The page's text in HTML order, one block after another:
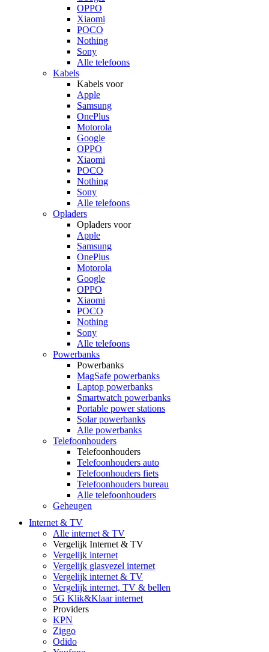
OPPO
Xiaomi
POCO
Nothing
Sony
Alle telefoons
Kabels
Kabels voor
Apple
Samsung
OnePlus
Motorola
Google
OPPO
Xiaomi
POCO
Nothing
Sony
Alle telefoons
Opladers
Opladers voor
Apple
Samsung
OnePlus
Motorola
Google
OPPO
Xiaomi
POCO
Nothing
Sony
Alle telefoons
Powerbanks
Powerbanks
MagSafe powerbanks
Laptop powerbanks
Smartwatch powerbanks
Portable power stations
Solar powerbanks
Alle powerbanks
Telefoonhouders
Telefoonhouders
Telefoonhouders auto
Telefoonhouders fiets
Telefoonhouders bureau
Alle telefoonhouders
Geheugen
Internet & TV
Alle internet & TV
Vergelijk Internet & TV
Vergelijk internet
Vergelijk glasvezel internet
Vergelijk internet & TV
Vergelijk internet, TV & bellen
5G Klik&Klaar internet
Providers
KPN
Ziggo
Odido